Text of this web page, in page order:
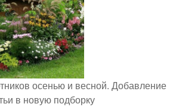
осенью и весной. Добавление
в новую подборку